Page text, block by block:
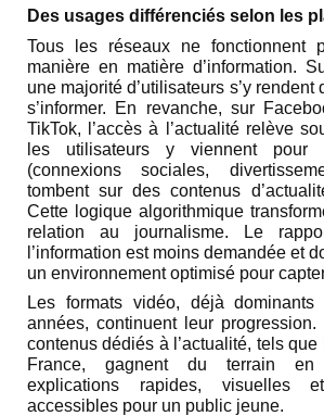
Des usages différenciés selon les
Tous les réseaux ne fonctionnent
manière en matière d’information.
une majorité d’utilisateurs s’y rendent
s’informer. En revanche, sur
TikTok, l’accès à l’actualité relève
les utilisateurs y viennent pour
(connexions sociales,
tombent sur des contenus
Cette logique algorithmique
relation au journalisme. Le
l’information est moins demandée et
un environnement optimisé pour
Les formats vidéo, déjà dominants
années, continuent leur
contenus dédiés à l’actualité, tels
France, gagnent du terrain en
explications rapides, visuelles
accessibles pour un public jeune.